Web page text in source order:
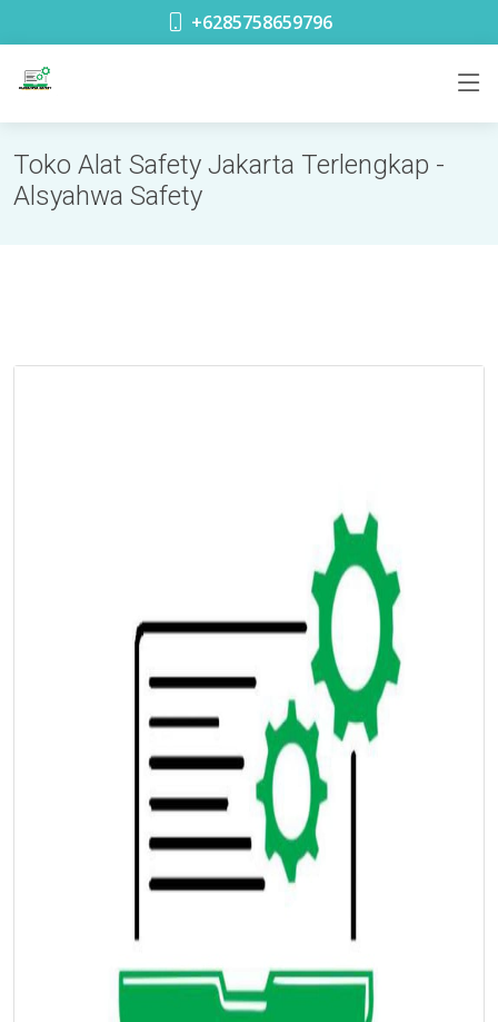
toko safety terdekat di Glodok Jakarta
+6285758659796
Toko Alat Safety Jakarta Terlengkap -
Alsyahwa Safety